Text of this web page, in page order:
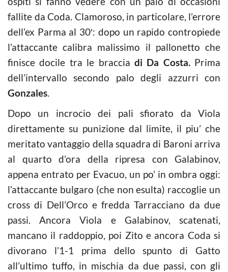
fallite da Coda. Clamoroso, in particolare, l’errore
dell’ex Parma al 30′: dopo un rapido contropiede
l’attaccante calibra malissimo il pallonetto che
finisce docile tra le braccia di Da Costa.Prima
dell’intervallo secondo palo degli azzurri con
Gonzales.
Dopo un incrocio dei pali sfiorato da Viola
direttamente su punizione dal limite, il piu’ che
meritato vantaggio della squadra di Baroni arriva
al quarto d’ora della ripresa con Galabinov,
appena entrato per Evacuo, un po’ in ombra oggi:
l’attaccante bulgaro (che non esulta) raccoglie un
cross di Dell’Orco e fredda Tarracciano da due
passi. Ancora Viola e Galabinov, scatenati,
mancano il raddoppio, poi Zito e ancora Coda si
divorano l’1-1 prima dello spunto di Gatto
all’ultimo tuffo, in mischia da due passi, con gli